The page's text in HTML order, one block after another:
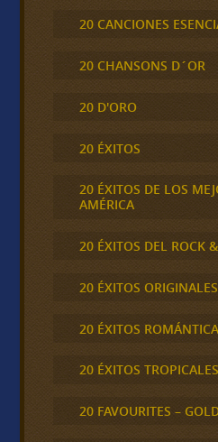
20 CANCIONES
20 CHANSONS D´OR
20 D'ORO
20 ÉXITOS
20 ÉXITOS DE LOS
AMÉRICA
20 ÉXITOS DEL ROCK
20 ÉXITOS ORIGINALES
20 ÉXITOS
20 ÉXITOS TROPICALES
20 FAVOURITES –